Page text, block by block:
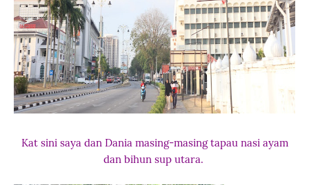
Kat sini saya dan Dania masing-masing tapau nasi ayam
dan bihun sup utara.